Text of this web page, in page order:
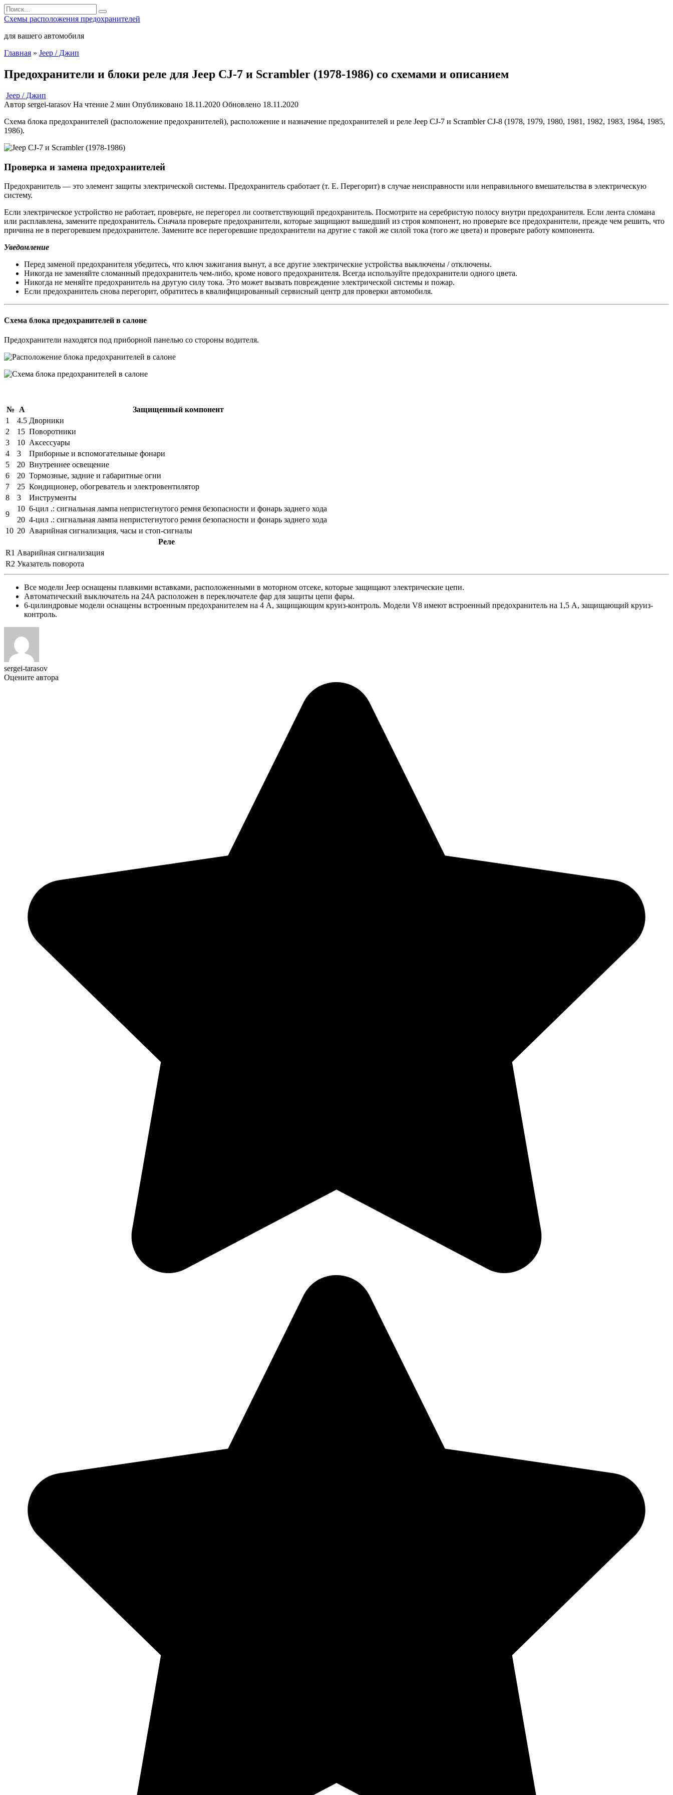
Перейти
к
содержанию
Search
for:
Схемы расположения предохранителей
для вашего автомобиля
Главная » Jeep / Джип
Предохранители и блоки реле для Jeep CJ-7 и Scrambler (1978-1986) со схемами и описанием
Jeep / Джип
Автор sergei-tarasov На чтение 2 мин Опубликовано 18.11.2020 Обновлено 18.11.2020
Схема блока предохранителей (расположение предохранителей), расположение и назначение предохранителей и реле Jeep CJ-7 и Scrambler CJ-8 (1978, 1979, 1980, 1981, 1982, 1983, 1984, 1985,
1986).
Проверка и замена предохранителей
Предохранитель — это элемент защиты электрической системы. Предохранитель сработает (т. Е. Перегорит) в случае неисправности или неправильного вмешательства в электрическую
систему.
Если электрическое устройство не работает, проверьте, не перегорел ли соответствующий предохранитель. Посмотрите на серебристую полосу внутри предохранителя. Если лента сломана
или расплавлена, замените предохранитель. Сначала проверьте предохранители, которые защищают вышедший из строя компонент, но проверьте все предохранители, прежде чем решить, что
причина не в перегоревшем предохранителе. Замените все перегоревшие предохранители на другие с такой же силой тока (того же цвета) и проверьте работу компонента.
Уведомление
Перед заменой предохранителя убедитесь, что ключ зажигания вынут, а все другие электрические устройства выключены / отключены.
Никогда не заменяйте сломанный предохранитель чем-либо, кроме нового предохранителя. Всегда используйте предохранители одного цвета.
Никогда не меняйте предохранитель на другую силу тока. Это может вызвать повреждение электрической системы и пожар.
Если предохранитель снова перегорит, обратитесь в квалифицированный сервисный центр для проверки автомобиля.
Схема блока предохранителей в салоне
Предохранители находятся под приборной панелью со стороны водителя.
№ А
Защищенный компонент
1
4.5 Дворники
2
15 Поворотники
3
10 Аксессуары
4
3
Приборные и вспомогательные фонари
5
20 Внутреннее освещение
6
20 Тормозные, задние и габаритные огни
7
25 Кондиционер, обогреватель и электровентилятор
8
3
Инструменты
9
10 6-цил .: сигнальная лампа непристегнутого ремня безопасности и фонарь заднего хода
20 4-цил .: сигнальная лампа непристегнутого ремня безопасности и фонарь заднего хода
10 20 Аварийная сигнализация, часы и стоп-сигналы
Реле
R1 Аварийная сигнализация
R2 Указатель поворота
Все модели Jeep оснащены плавкими вставками, расположенными в моторном отсеке, которые защищают электрические цепи.
Автоматический выключатель на 24А расположен в переключателе фар для защиты цепи фары.
6-цилиндровые модели оснащены встроенным предохранителем на 4 А, защищающим круиз-контроль. Модели V8 имеют встроенный предохранитель на 1,5 А, защищающий круиз-
контроль.
sergei-tarasov
Оцените автора